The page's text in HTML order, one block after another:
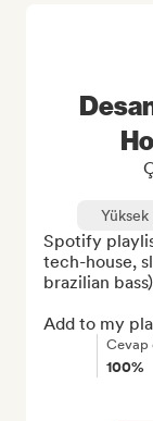
Yüksek
Spotify
tech-house,
brazilian
Add to my
Cevap
100%